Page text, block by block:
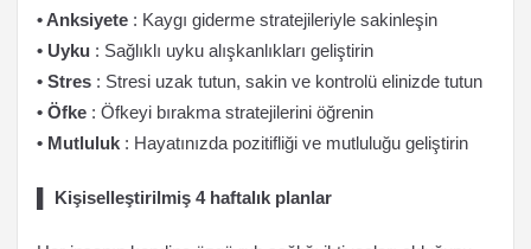
• Anksiyete : Kaygı giderme stratejileriyle sakinleşin
• Uyku : Sağlıklı uyku alışkanlıkları geliştirin
• Stres : Stresi uzak tutun, sakin ve kontrolü elinizde tutun
• Öfke : Öfkeyi bırakma stratejilerini öğrenin
• Mutluluk : Hayatınızda pozitifliği ve mutluluğu geliştirin
Kişiselleştirilmiş 4 haftalık planlar